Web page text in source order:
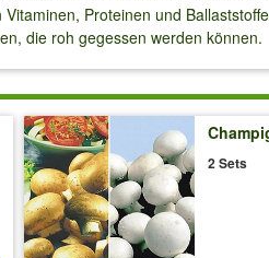
Proteinen und
die roh gegessen werden können.
2 Sets